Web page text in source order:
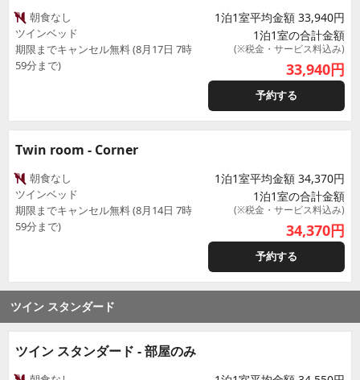
朝食なし
ツインベッド
期限までキャンセル無料 (8月17日 7時
59分まで)
1泊1室平均金額 33,940円
1泊1室の合計金額
(※税金・サービス料込み)
33,940円
予約する
Twin room - Corner
朝食なし
ツインベッド
期限までキャンセル無料 (8月14日 7時
59分まで)
1泊1室平均金額 34,370円
1泊1室の合計金額
(※税金・サービス料込み)
34,370円
予約する
ツイン スタンダード
ツイン スタンダード - 部屋のみ